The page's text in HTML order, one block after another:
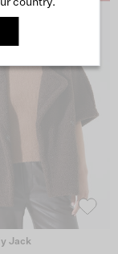
Jack
country.